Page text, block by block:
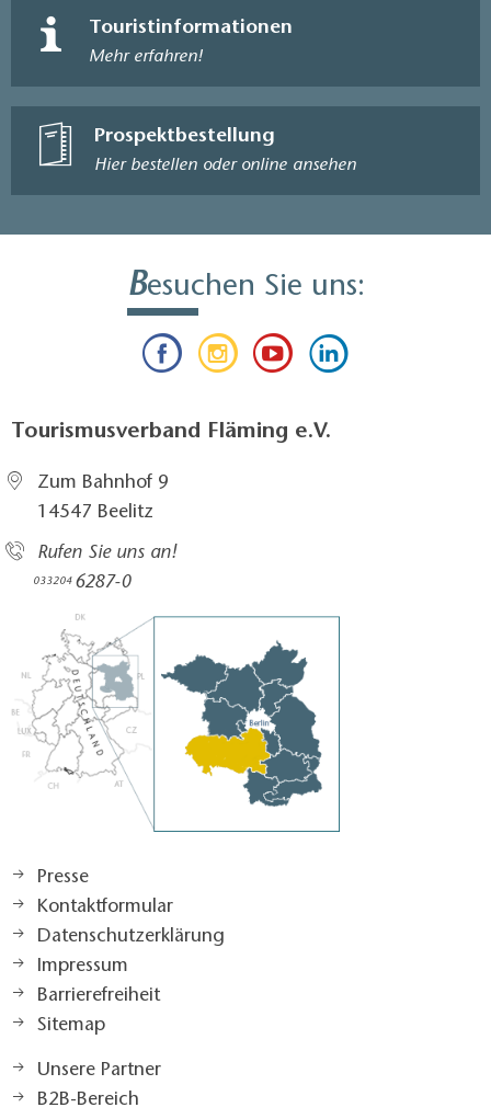
Touristinformationen
Mehr erfahren!
Prospektbestellung
Hier bestellen oder online ansehen
Besuchen Sie uns:
Tourismusverband Fläming e.V.
Zum Bahnhof 9
14547 Beelitz
Rufen Sie uns an!
033204 6287-0
Presse
Kontaktformular
Datenschutzerklärung
Impressum
Barrierefreiheit
Sitemap
Unsere Partner
B2B-Bereich